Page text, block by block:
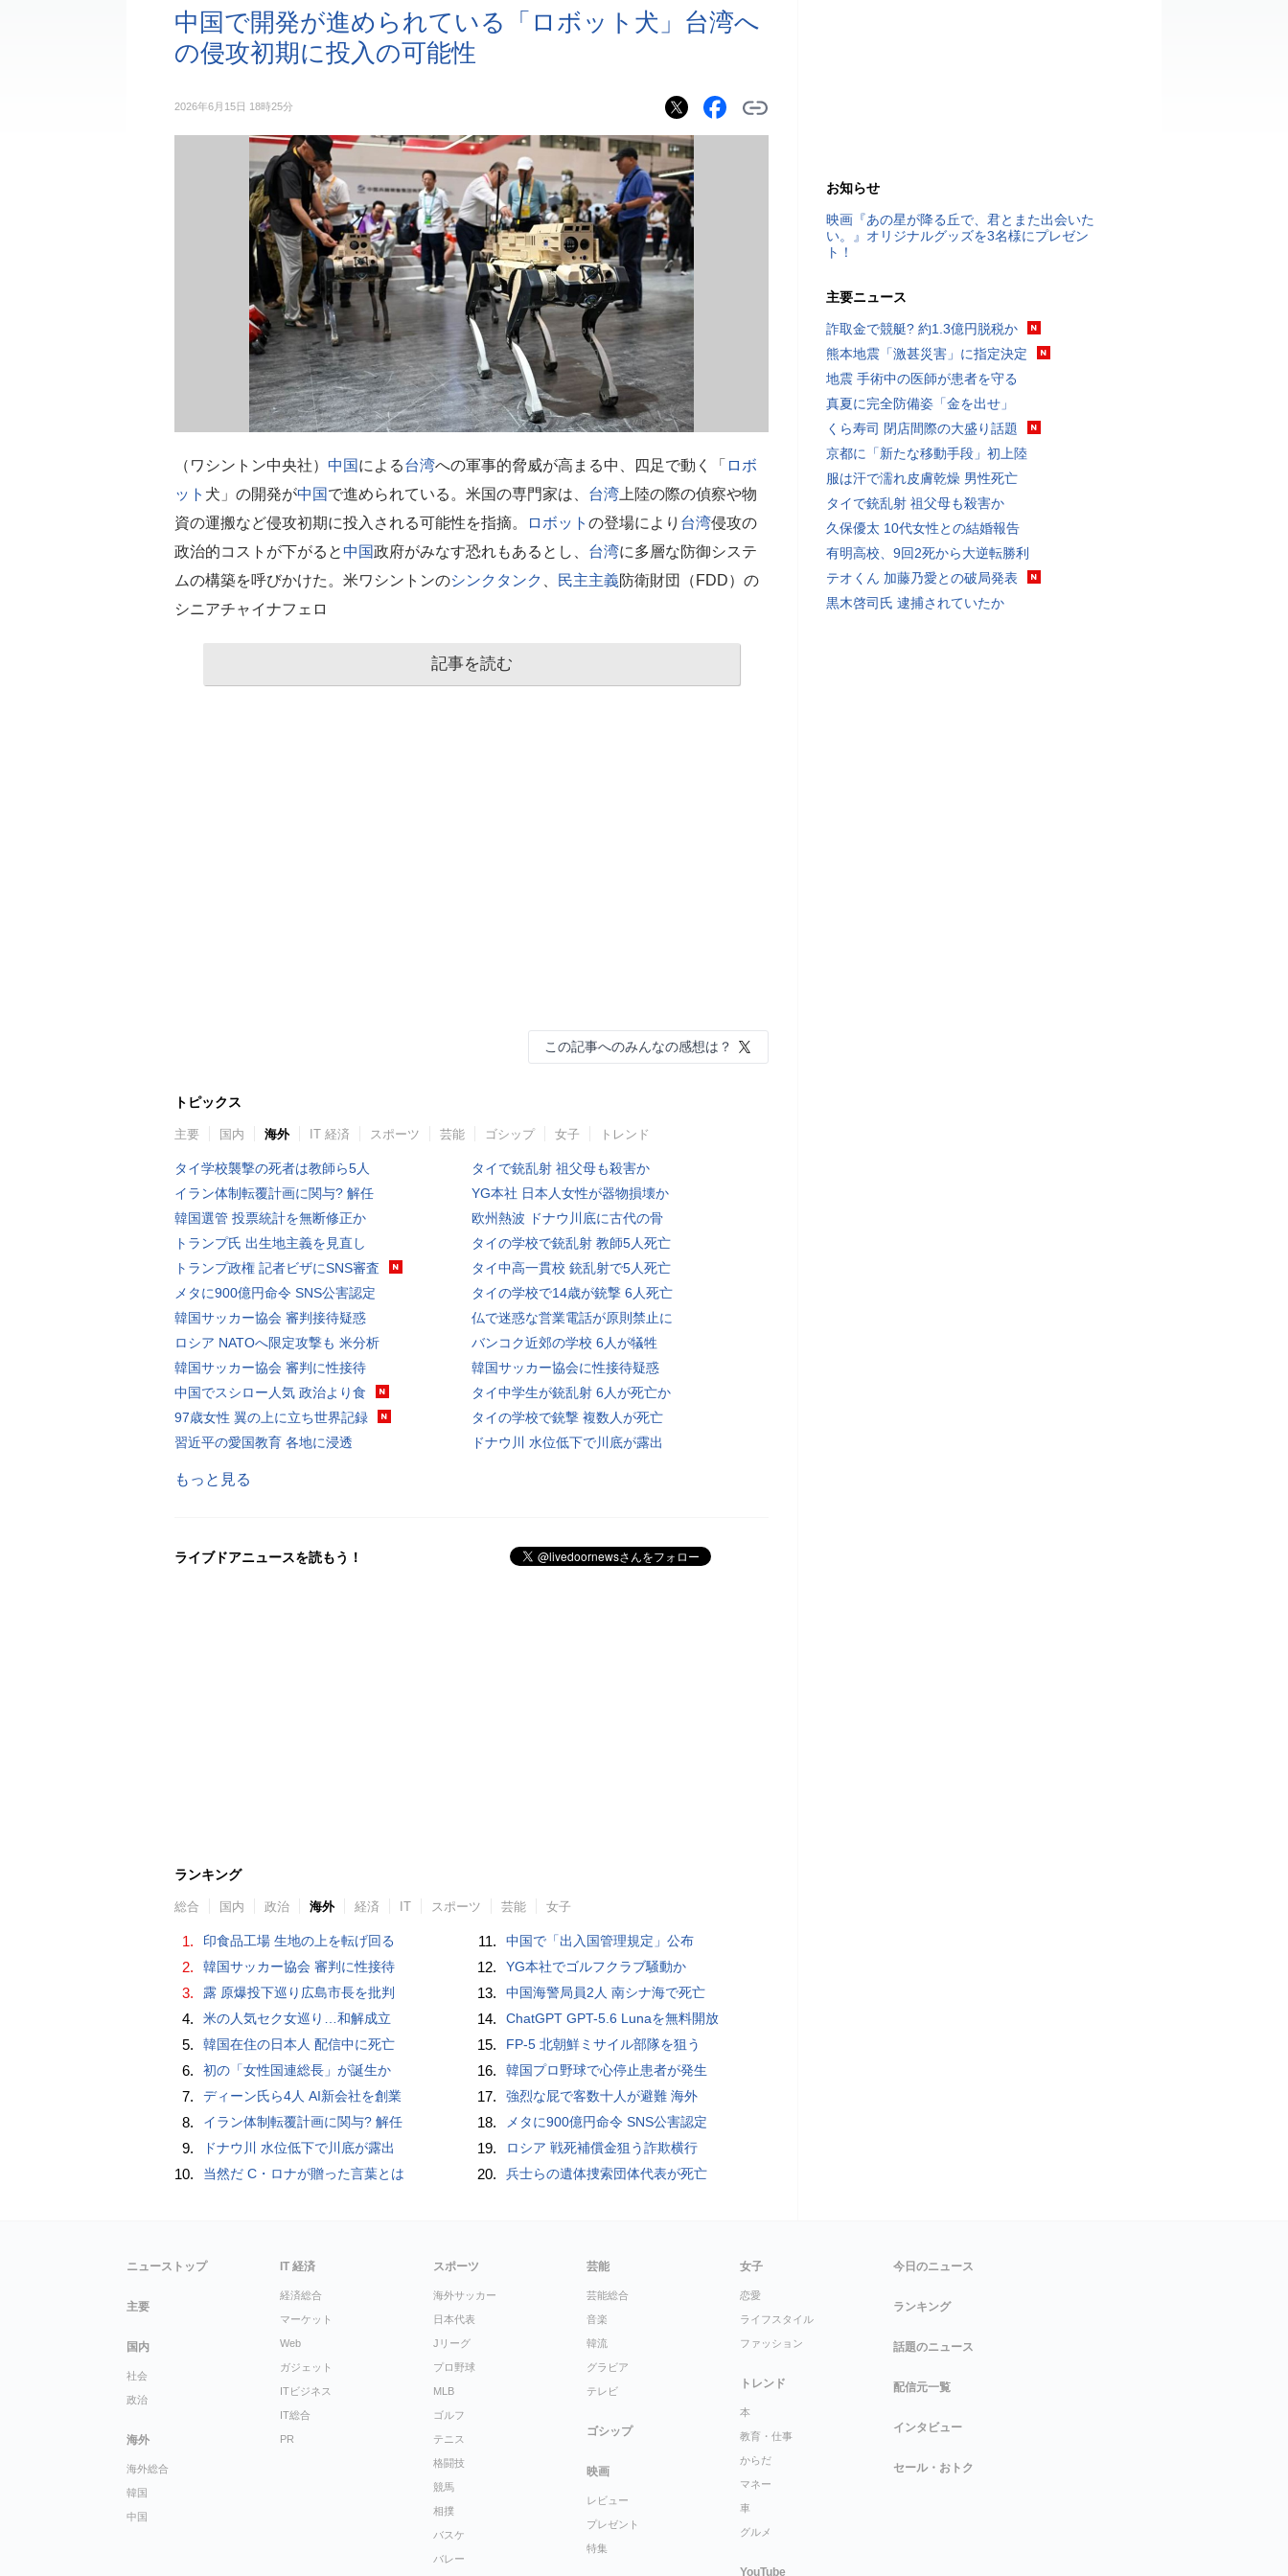
中国で開発が進められている「ロボット犬」台湾へ
の侵攻初期に投入の可能性
2026年6月15日 18時25分
（ワシントン中央社） 中国 による台湾への軍事的脅威が高まる中、四足で動く「 ロボ
ット 犬」の開発が中国 で進められている。米国の専門家は、 台湾 上陸の際の偵察や物
資の運搬など侵攻初期に投入される可能性を指摘。
ロボット の登場により 台湾侵攻の
政治的コストが下がると中国政府がみなす恐れもあるとし、 台湾に多層な防御システ
ムの構築を呼びかけた。米ワシントンのシンクタンク 民主主義防衛財団（FDD）の
シニアチャイナフェロ
記事を読む
この記事へのみんなの感想は？
トピックス
主要 国内 海外 IT 経済 スポーツ 芸能 ゴシップ 女子 トレンド
タイ学校襲撃の死者は教師ら5人
イラン体制転覆計画に関与? 解任
韓国選管 投票統計を無断修正か
トランプ氏 出生地主義を見直し
トランプ政権 記者ビザにSNS審査
メタに900億円命令 SNS公害認定
韓国サッカー協会 審判接待疑惑
ロシア NATOへ限定攻撃も 米分析
韓国サッカー協会 審判に性接待
中国でスシロー人気 政治より食
97歳女性 翼の上に立ち世界記録
習近平の愛国教育 各地に浸透
タイで銃乱射 祖父母も殺害か
YG本社 日本人女性が器物損壊か
欧州熱波 ドナウ川底に古代の骨
タイの学校で銃乱射 教師5人死亡
タイ中高一貫校 銃乱射で5人死亡
タイの学校で14歳が銃撃 6人死亡
仏で迷惑な営業電話が原則禁止に
バンコク近郊の学校 6人が犠牲
韓国サッカー協会に性接待疑惑
タイ中学生が銃乱射 6人が死亡か
タイの学校で銃撃 複数人が死亡
ドナウ川 水位低下で川底が露出
もっと見る
ライブドアニュースを読もう！
ランキング
総合 国内 政治 海外 経済 IT スポーツ 芸能 女子
1. 印食品工場 生地の上を転げ回る
2. 韓国サッカー協会 審判に性接待
3. 露 原爆投下巡り広島市長を批判
4. 米の人気セク女巡り…和解成立
5. 韓国在住の日本人 配信中に死亡
6. 初の「女性国連総長」が誕生か
7. ディーン氏ら4人 AI新会社を創業
8. イラン体制転覆計画に関与? 解任
9. ドナウ川 水位低下で川底が露出
10. 当然だ C・ロナが贈った言葉とは
11. 中国で「出入国管理規定」公布
12. YG本社でゴルフクラブ騒動か
13. 中国海警局員2人 南シナ海で死亡
14. ChatGPT GPT-5.6 Lunaを無料開放
15. FP-5 北朝鮮ミサイル部隊を狙う
16. 韓国プロ野球で心停止患者が発生
17. 強烈な屁で客数十人が避難 海外
18. メタに900億円命令 SNS公害認定
19. ロシア 戦死補償金狙う詐欺横行
20. 兵士らの遺体捜索団体代表が死亡
お知らせ
映画『あの星が降る丘で、君とまた出会いた
い。』オリジナルグッズを3名様にプレゼン
ト！
主要ニュース
詐取金で競艇? 約1.3億円脱税か
熊本地震「激甚災害」に指定決定
地震 手術中の医師が患者を守る
真夏に完全防備姿「金を出せ」
くら寿司 閉店間際の大盛り話題
京都に「新たな移動手段」初上陸
服は汗で濡れ皮膚乾燥 男性死亡
タイで銃乱射 祖父母も殺害か
久保優太 10代女性との結婚報告
有明高校、9回2死から大逆転勝利
テオくん 加藤乃愛との破局発表
黒木啓司氏 逮捕されていたか
ニューストップ
主要
国内
社会
政治
海外
海外総合
韓国
中国
IT 経済
経済総合
マーケット
Web
ガジェット
ITビジネス
IT総合
PR
スポーツ
海外サッカー
日本代表
Jリーグ
プロ野球
MLB
ゴルフ
テニス
格闘技
競馬
相撲
バスケ
バレー
芸能
芸能総合
音楽
韓流
グラビア
テレビ
ゴシップ
映画
レビュー
プレゼント
特集
女子
恋愛
ライフスタイル
ファッション
トレンド
本
教育・仕事
からだ
マネー
車
グルメ
YouTube
今日のニュース
ランキング
話題のニュース
配信元一覧
インタビュー
セール・おトク